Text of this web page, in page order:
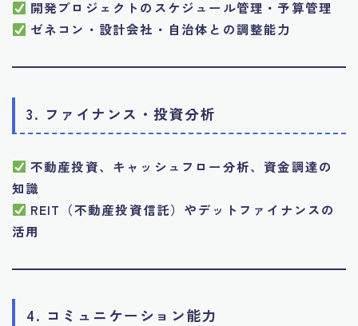
開発プロジェクトのスケジュール管理・予算管理
ゼネコン・設計会社・自治体との調整能力
3. ファイナンス・投資分析
不動産投資、キャッシュフロー分析、資金調達の
知識
REIT（不動産投資信託）やデットファイナンスの
活用
4. コミュニケーション能力